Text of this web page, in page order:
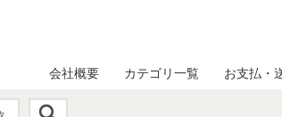
会社概要 カテゴリ一覧 お支払・